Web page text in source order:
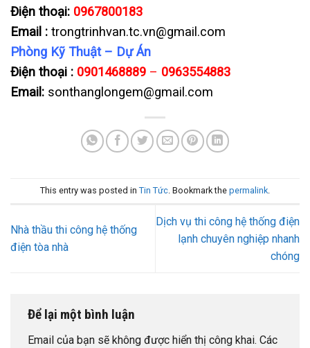
Điện thoại: 0967800183
Email : trongtrinhvan.tc.vn@gmail.com
Phòng Kỹ Thuật – Dự Án
Điện thoại : 0901468889 – 0963554883
Email: sonthanglongem@gmail.com
This entry was posted in Tin Tức . Bookmark the permalink
Nhà thầu thi công hệ thống
điện tòa nhà
Dịch vụ thi công hệ thống điện
lạnh chuyên nghiệp nhanh
chóng
Để lại một bình luận
Email của bạn sẽ không được hiển thị công khai. Các